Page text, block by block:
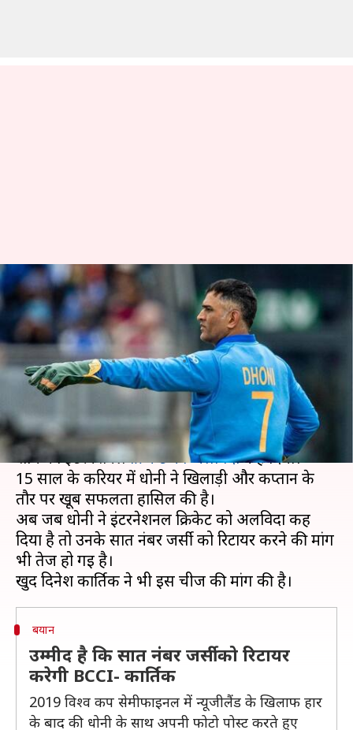
क्या धोनी के साथ रिटायर हो जाएगी
सात नंबर जर्सी? दिनेश कार्तिक की
BCCI से मांग
Neeraj Pandey Aug 17, 2020 08:00 am
पूर्व भारतीय कप्तान महेन्द्र सिंह धोनी ने 15 अगस्त की
शाम को इंटरनेशनलक्रिकेट को अलविदाकह दिया।
15 साल के करियर में धोनी ने खिलाड़ी और कप्तान के
तौर पर खूब सफलता हासिल की है।
अब जब धोनी ने इंटरनेशनल क्रिकेट को अलविदा कह
दिया है तो उनके सात नंबर जर्सी को रिटायर करने की मांग
भी तेज हो गई है।
बयान
उम्मीद है कि सात नंबर जर्सी को रिटायर
करेगी BCCI- कार्तिक
2019 विश्व कप सेमीफाइनल में न्यूजीलैंड के खिलाफ हार
के बाद की धोनी के साथ अपनी फोटो पोस्ट करते हुए